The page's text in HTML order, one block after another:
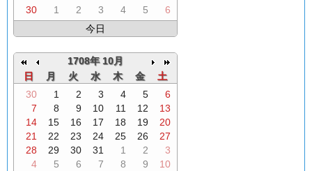
30
1 2 3 4 5
6
今日
1708年 10月
日
月 火 水 木 金
土
30
1 2 3 4 5
6
7
8 9 10 11 12
13
14
15 16 17 18 19
20
21
22 23 24 25 26
27
28
29 30 31 1 2
3
4
5 6 7 8 9
10